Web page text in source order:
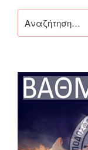
για: